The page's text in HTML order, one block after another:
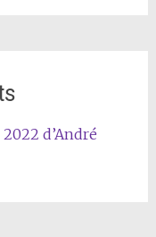
d’André